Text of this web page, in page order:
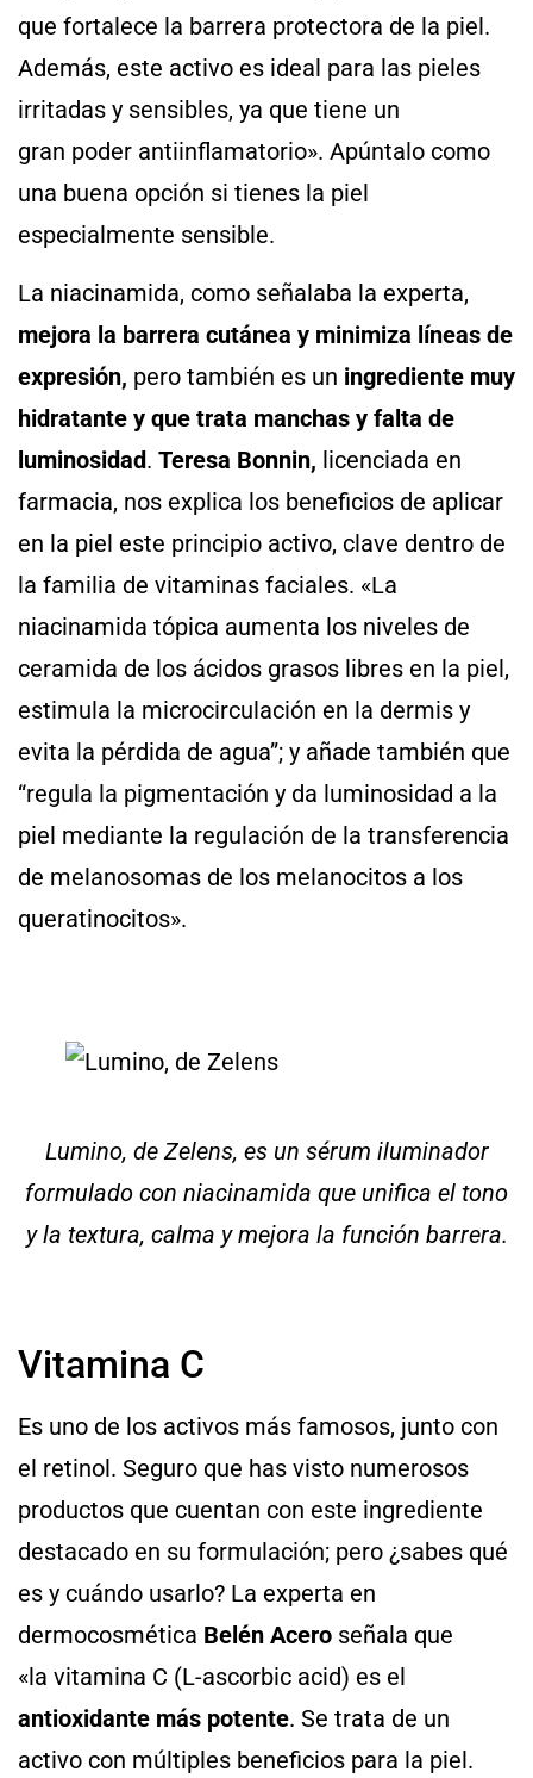
que fortalece la barrera protectora de la piel.
Además, este activo es ideal para las pieles
irritadas y sensibles, ya que tiene un
gran poder antiinflamatorio». Apúntalo como
una buena opción si tienes la piel
especialmente sensible.
La niacinamida, como señalaba la experta,
mejora la barrera cutánea y minimiza líneas de
expresión, pero también es un ingrediente muy
hidratante y que trata manchas y falta de
luminosidad. Teresa Bonnin, licenciada en
farmacia, nos explica los beneficios de aplicar
en la piel este principio activo, clave dentro de
la familia de vitaminas faciales. «La
niacinamida tópica aumenta los niveles de
ceramida de los ácidos grasos libres en la piel,
estimula la microcirculación en la dermis y
evita la pérdida de agua”; y añade también que
“regula la pigmentación y da luminosidad a la
piel mediante la regulación de la transferencia
de melanosomas de los melanocitos a los
queratinocitos».
Lumino, de Zelens, es un sérum iluminador
formulado con niacinamida que unifica el tono
y la textura, calma y mejora la función barrera.
Vitamina C
Es uno de los activos más famosos, junto con
el retinol. Seguro que has visto numerosos
productos que cuentan con este ingrediente
destacado en su formulación; pero ¿sabes qué
es y cuándo usarlo? La experta en
dermocosmética Belén Acero señala que
«la vitamina C (L-ascorbic acid) es el
antioxidante más potente. Se trata de un
activo con múltiples beneficios para la piel.